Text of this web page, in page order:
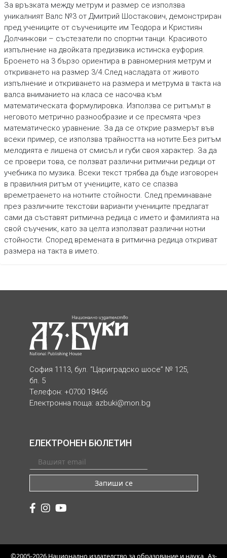
За връзката между метрум и размер се използва
уникалният Валс №3 от Дмитрий Шостакович, демонстриран
пред учениците от съучениците им Теодора и Кристиян
Долчинкови – състезатели по спортни танци. Красивото
изпълнение на двойката предизвика истинска еуфория.
Броенето на 3 бързо ориентира в равномерния метрум и
откриването на размер 3/4.След насладата от живото
изпълнение и откриването на размера и метрума в такта на
валса вниманието на класа се насочва към
математическата формулировка. Използва се ритъмът в
неговото метрично разнообразие и се пресмята чрез
математическо уравнение. За да се открие размерът във
всеки пример, се използва трайността на нотите.Без ритъм
мелодията е лишена от смисъл и губи своя характер. За да
се провери това, се ползват различни ритмични редици от
учебника по музика. Всеки текст трябва да бъде изговорен
в правилния ритъм от учениците, като се спазва
времетраенето на нотните стойности. След преминаване
през различните текстови варианти учениците предлагат
сами да съставят ритмична редица с името и фамилията на
свой съученик, като за целта използват различни нотни
стойности. Според времената в ритмична редица откриват
размера на такта в името.
София 1113, бул. “Цариградско шосе” № 125,
бл. 5
Телефон: +0700 18466
Електронна поща: azbuki@mon.bg
ЕЛЕКТРОНЕН БЮЛЕТИН
Запиши се
©2005-2026 Национално издателство за образование и наука „Аз-